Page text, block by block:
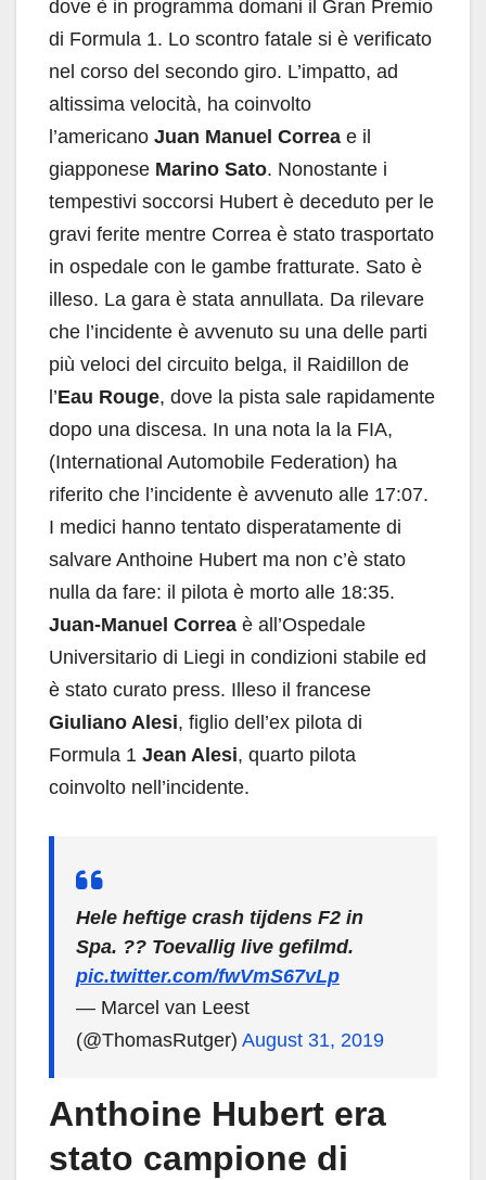
dove è in programma domani il Gran Premio
di Formula 1. Lo scontro fatale si è verificato
nel corso del secondo giro. L’impatto, ad
altissima velocità, ha coinvolto
l’americano Juan Manuel Correa e il
giapponese Marino Sato. Nonostante i
tempestivi soccorsi Hubert è deceduto per le
gravi ferite mentre Correa è stato trasportato
in ospedale con le gambe fratturate. Sato è
illeso. La gara è stata annullata. Da rilevare
che l’incidente è avvenuto su una delle parti
più veloci del circuito belga, il Raidillon de
l’Eau Rouge, dove la pista sale rapidamente
dopo una discesa. In una nota la la FIA,
(International Automobile Federation) ha
riferito che l’incidente è avvenuto alle 17:07.
I medici hanno tentato disperatamente di
salvare Anthoine Hubert ma non c’è stato
nulla da fare: il pilota è morto alle 18:35.
Juan-Manuel Correa è all’Ospedale
Universitario di Liegi in condizioni stabile ed
è stato curato press. Illeso il francese
Giuliano Alesi, figlio dell’ex pilota di
Formula 1 Jean Alesi, quarto pilota
coinvolto nell’incidente.
Hele heftige crash tijdens F2 in
Spa. ?? Toevallig live gefilmd.
pic.twitter.com/fwVmS67vLp
— Marcel van Leest
(@ThomasRutger) August 31, 2019
Anthoine Hubert era
stato campione di